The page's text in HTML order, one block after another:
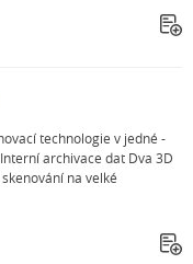
technologie v jedné -
archivace dat Dva 3D
na velké